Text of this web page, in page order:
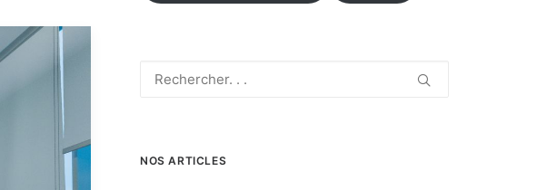
NOS ARTICLES